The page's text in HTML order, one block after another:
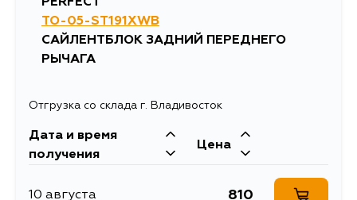
TO-05-ST191XWB
САЙЛЕНТБЛОК ЗАДНИЙ ПЕРЕДНЕГО
РЫЧАГА
Отгрузка со склада г. Владивосток
Дата и время
получения
Цена
10 августа 810